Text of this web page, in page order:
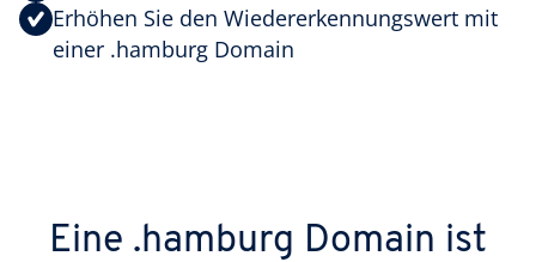
Erhöhen Sie den Wiedererkennungswert mit
einer .hamburg Domain
Eine .hamburg Domain ist